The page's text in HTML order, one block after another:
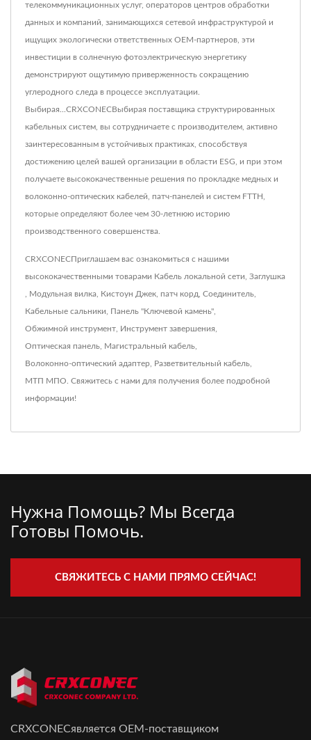
телекоммуникационных услуг, операторов центров обработки
данных и компаний, занимающихся сетевой инфраструктурой и
ищущих экологически ответственных OEM-партнеров, эти
инвестиции в солнечную фотоэлектрическую энергетику
демонстрируют ощутимую приверженность сокращению
углеродного следа в процессе эксплуатации.
Выбирая...CRXCONECВыбирая поставщика структурированных
кабельных систем, вы сотрудничаете с производителем, активно
заинтересованным в устойчивых практиках, способствуя
достижению целей вашей организации в области ESG, и при этом
получаете высококачественные решения по прокладке медных и
волоконно-оптических кабелей, патч-панелей и систем FTTH,
которые определяют более чем 30-летнюю историю
производственного совершенства.
CRXCONECПриглашаем вас ознакомиться с нашими
высококачественными товарами Кабель локальной сети Заглушка
Модульная вилка Кистоун Джек патч корд Соединитель
Кабельные сальники Панель "Ключевой камень"
Обжимной инструмент Инструмент завершения
Оптическая панель Магистральный кабель
Волоконно-оптический адаптер Разветвительный кабель
МТП МПО Свяжитесь с нами для получения более подробной
информации!
Нужна Помощь? Мы Всегда
Готовы Помочь.
СВЯЖИТЕСЬ С НАМИ ПРЯМО СЕЙЧАС!
CRXCONECявляется OEM-поставщиком